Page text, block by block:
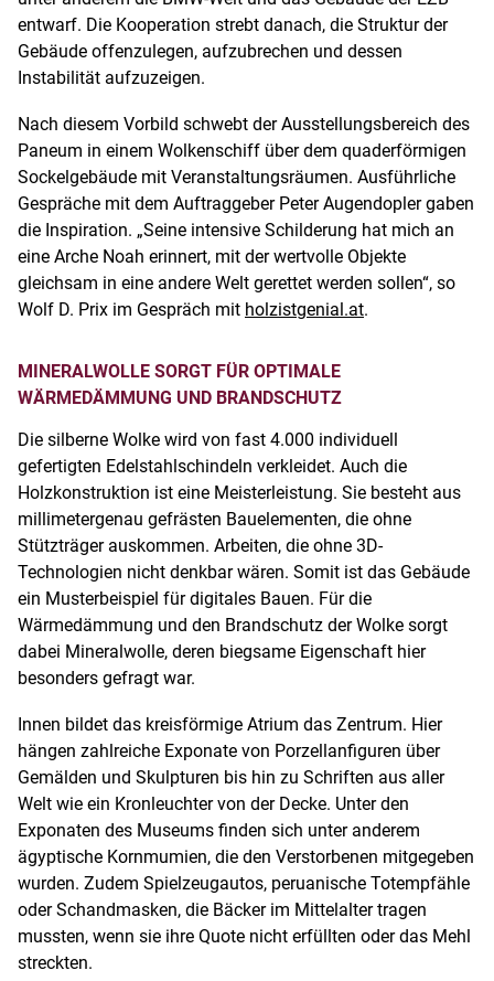
entwarf. Die Kooperation strebt danach, die Struktur der
Gebäude offenzulegen, aufzubrechen und dessen
Instabilität aufzuzeigen.
Nach diesem Vorbild schwebt der Ausstellungsbereich des
Paneum in einem Wolkenschiff über dem quaderförmigen
Sockelgebäude mit Veranstaltungsräumen. Ausführliche
Gespräche mit dem Auftraggeber Peter Augendopler gaben
die Inspiration. „Seine intensive Schilderung hat mich an
eine Arche Noah erinnert, mit der wertvolle Objekte
gleichsam in eine andere Welt gerettet werden sollen“, so
Wolf D. Prix im Gespräch mit holzistgenial.at.
MINERALWOLLE SORGT FÜR OPTIMALE
WÄRMEDÄMMUNG UND BRANDSCHUTZ
Die silberne Wolke wird von fast 4.000 individuell
gefertigten Edelstahlschindeln verkleidet. Auch die
Holzkonstruktion ist eine Meisterleistung. Sie besteht aus
millimetergenau gefrästen Bauelementen, die ohne
Stützträger auskommen. Arbeiten, die ohne 3D-
Technologien nicht denkbar wären. Somit ist das Gebäude
ein Musterbeispiel für digitales Bauen. Für die
Wärmedämmung und den Brandschutz der Wolke sorgt
dabei Mineralwolle, deren biegsame Eigenschaft hier
besonders gefragt war.
Innen bildet das kreisförmige Atrium das Zentrum. Hier
hängen zahlreiche Exponate von Porzellanfiguren über
Gemälden und Skulpturen bis hin zu Schriften aus aller
Welt wie ein Kronleuchter von der Decke. Unter den
Exponaten des Museums finden sich unter anderem
ägyptische Kornmumien, die den Verstorbenen mitgegeben
wurden. Zudem Spielzeugautos, peruanische Totempfähle
oder Schandmasken, die Bäcker im Mittelalter tragen
mussten, wenn sie ihre Quote nicht erfüllten oder das Mehl
streckten.